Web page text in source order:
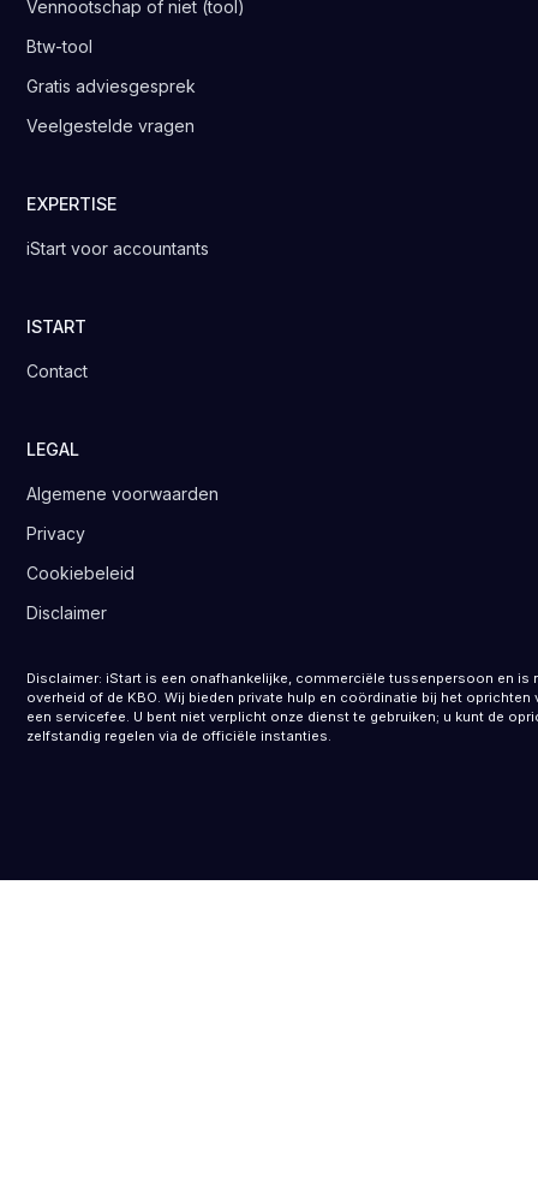
Vennootschap of niet (tool)
Btw-tool
Gratis adviesgesprek
Veelgestelde vragen
EXPERTISE
iStart voor accountants
ISTART
Contact
LEGAL
Algemene voorwaarden
Privacy
Cookiebeleid
Disclaimer
Disclaimer: iStart is een onafhankelijke, commerciële tussenpersoon en is
overheid of de KBO. Wij bieden private hulp en coördinatie bij het
een servicefee. U bent niet verplicht onze dienst te gebruiken; u kunt de
zelfstandig regelen via de officiële instanties.